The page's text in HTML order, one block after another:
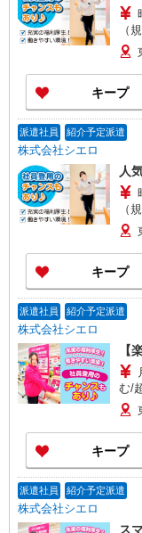
（規定あり
+゜
頂く
い
+゜
キープ
派遣社員 紹介予定派遣
株式会社シエロ
人
（規定あり
+゜
頂く
い
+゜
キープ
派遣社員 紹介予定派遣
株式会社シエロ
【
む/
途支給
○。
を
○。
キープ
派遣社員 紹介予定派遣
株式会社シエロ
ス